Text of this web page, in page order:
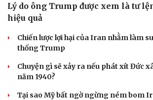
Lý do ông Trump được xem là tư
hiệu quả
Chiến lược lợi hại của Iran nhằm làm
thống Trump
Chuyện gì sẽ xảy ra nếu phát xít Đức
năm 1940?
Tại sao Mỹ bất ngờ ngừng ném bom